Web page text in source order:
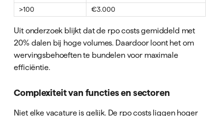
>100
€3.000
Uit onderzoek blijkt dat de rpo costs gemiddeld met
20% dalen bij hoge volumes. Daardoor loont het om
wervingsbehoeften te bundelen voor maximale
efficiëntie.
Complexiteit van functies en sectoren
Niet elke vacature is gelijk. De rpo costs liggen hoger